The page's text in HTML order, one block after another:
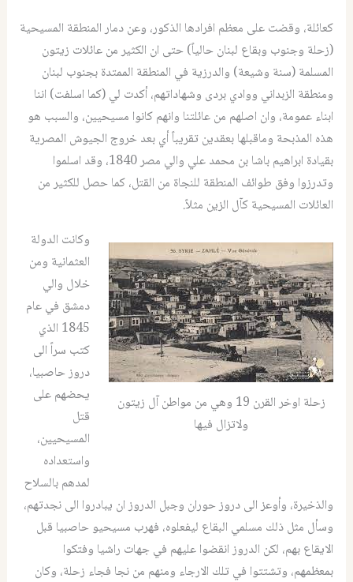
كعائلة، وقضت على معظم افرادها الذكور، وعن دمار المنطقة المسيحية
(زحلة وجنوب وبقاع لبنان حالياً) حتى ان الكثير من عائلات زيتون
المسلمة (سنة وشيعة) والدرزية في المنطقة الممتدة بجنوب لبنان
ومنطقة الزبداني ووادي بردى وشهاداتهم، أكدت لي (كما اسلفت) اننا
ابناء عمومة، وان اصلهم من عائلتنا وانهم كانوا مسيحيين، والسبب هو
هذه المذبحة وماقبلها بعقدين تقريباً أي بعد خروج الجيوش المصرية
بقيادة ابراهيم باشا بن محمد علي والي مصر 1840، وقد اسلموا
وتدرزوا وفق طوائف المنطقة للنجاة من القتل، كما حصل للكثير من
العائلات المسيحية كآل الزين مثلاً.
زحلة اوخر القرن 19 وهي من مواطن آل زيتون
ولاتزال فيها
وكانت الدولة
العثمانية ومن
خلال والي
دمشق في عام
1845 الذي
كتب سراً الى
دروز حاصبيا،
يحضهم على
قتل
المسيحيين،
واستعداده
لمدهم بالسلاح
والذخيرة، وأوعز الى دروز حوران وجبل الدروز ان يبادروا الى نجدتهم،
وسأل مثل ذلك مسلمي البقاع ليفعلوه، فهرب مسيحيو حاصبيا قبل
الايقاع بهم، لكن الدروز انقضوا عليهم في جهات راشيا وفتكوا
بمعظمهم، وتشتتوا في تلك الارجاء ومنهم من نجا فجاء زحلة، وكان